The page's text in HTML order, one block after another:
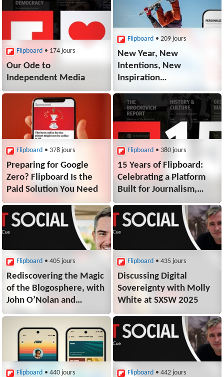
Flipboard • 174 jours
Our Ode to
Independent Media
Flipboard • 209 jours
New Year, New
Intentions, New
Inspiration
from Flipboard
Flipboard • 378 jours
Preparing for Google
Zero? Flipboard Is the
Paid Solution You Need
Flipboard • 380 jours
15 Years of Flipboard:
Celebrating a Platform
Built for Journalism,
Curiosity and Community
Flipboard • 405 jours
Rediscovering the Magic
of the Blogosphere, with
John O’Nolan and
Matthias Pfefferle
Flipboard • 435 jours
Discussing Digital
Sovereignty with Molly
White at SXSW 2025
Flipboard • 440 jours Flipboard • 442 jours